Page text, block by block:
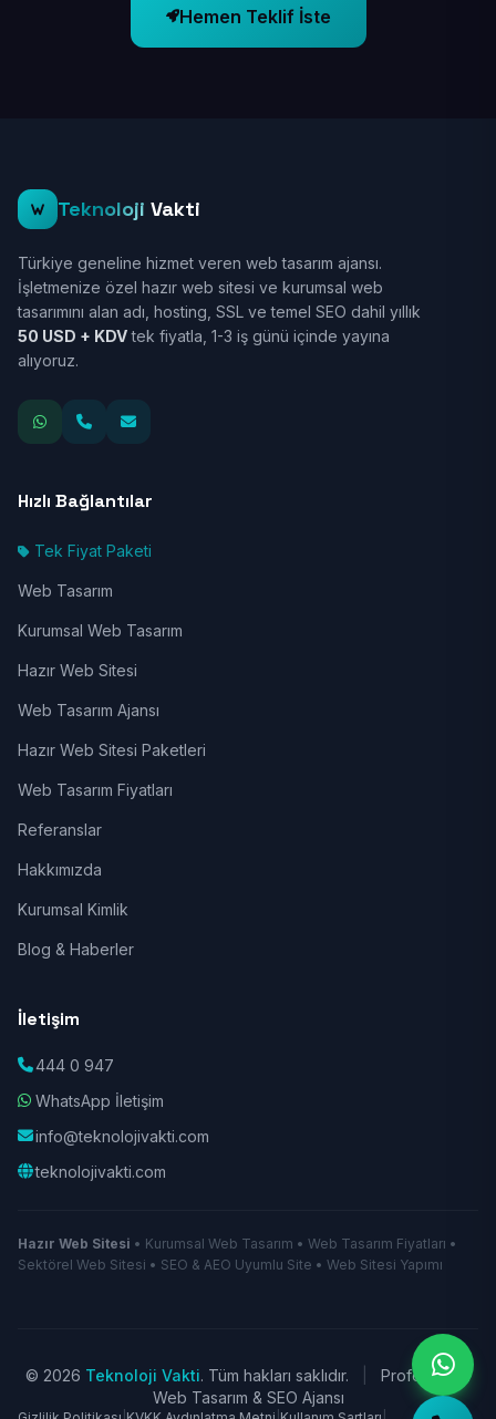
Hemen Teklif İste
Teknoloji Vakti
Türkiye geneline hizmet veren web tasarım ajansı.
İşletmenize özel hazır web sitesi ve kurumsal web
tasarımını alan adı, hosting, SSL ve temel SEO dahil yıllık
50 USD + KDVtek fiyatla, 1-3 iş günü içinde yayına
alıyoruz.
Hızlı Bağlantılar
Tek Fiyat Paketi
Web Tasarım
Kurumsal Web Tasarım
Hazır Web Sitesi
Web Tasarım Ajansı
Hazır Web Sitesi Paketleri
Web Tasarım Fiyatları
Referanslar
Hakkımızda
Kurumsal Kimlik
Blog & Haberler
İletişim
444 0 947
WhatsApp İletişim
info@teknolojivakti.com
teknolojivakti.com
Hazır Web Sitesi • Kurumsal Web Tasarım • Web Tasarım Fiyatları •
Sektörel Web Sitesi • SEO & AEO Uyumlu Site • Web Sitesi Yapımı
© 2026 Teknoloji Vakti. Tüm hakları saklıdır.
Profesyonel
Web Tasarım & SEO Ajansı